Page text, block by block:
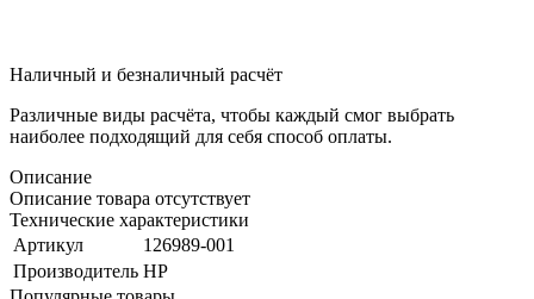
Наличный и безналичный расчёт
Различные виды расчёта, чтобы каждый смог выбрать
наиболее подходящий для себя способ оплаты.
Описание
Описание товара отсутствует
Технические характеристики
Артикул
126989-001
Производитель HP